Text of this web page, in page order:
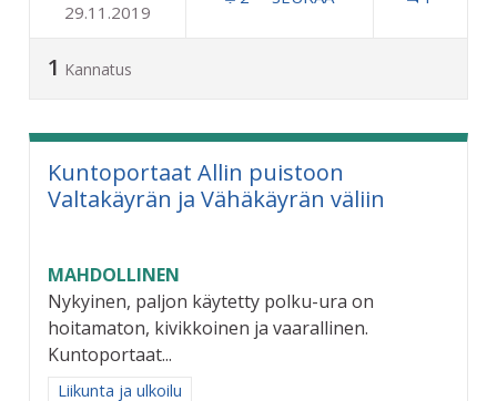
29.11.2019
1 Kannatus
Kuntoportaat Allin puistoon
Valtakäyrän ja Vähäkäyrän väliin
MAHDOLLINEN
Nykyinen, paljon käytetty polku-ura on
hoitamaton, kivikkoinen ja vaarallinen.
Kuntoportaat...
Rajaa tulokset aihepiirin mukaan: Liikunta ja ulkoilu
Liikunta ja ulkoilu